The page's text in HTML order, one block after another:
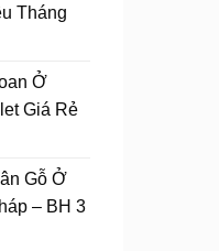
Tháng
Ở
Giá Rẻ
Gỗ Ở
– BH 3